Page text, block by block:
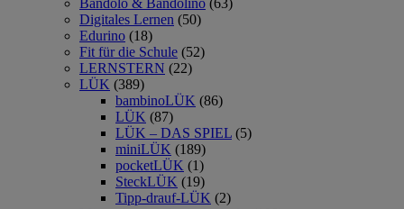
Bandolo & Bandolino (63)
Digitales Lernen (50)
Edurino (18)
Fit für die Schule (52)
LERNSTERN (22)
LÜK (389)
bambinoLÜK (86)
LÜK (87)
LÜK – DAS SPIEL (5)
miniLÜK (189)
pocketLÜK (1)
SteckLÜK (19)
Tipp-drauf-LÜK (2)